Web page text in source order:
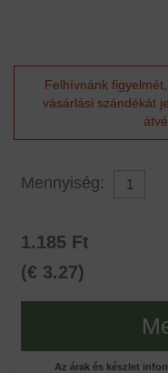
Felhívnánk
vásárlási szándékát
Mennyiség:
1.185 Ft
(€ 3.27)
Az árak és készlet